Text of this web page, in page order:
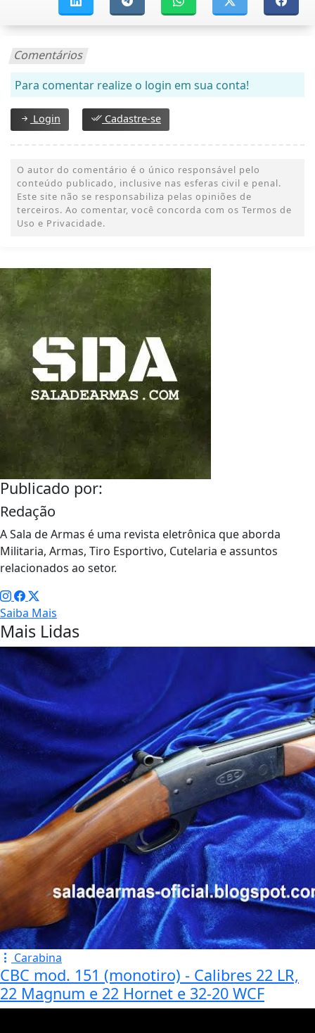
Comentários
Para comentar realize o login em sua conta!
Login Cadastre-se
O autor do comentário é o único responsável pelo
conteúdo publicado, inclusive nas esferas civil e penal.
Este site não se responsabiliza pelas opiniões de
terceiros. Ao comentar, você concorda com os Termos de
Uso e Privacidade.
Publicado por:
Redação
A Sala de Armas é uma revista eletrônica que aborda
Militaria, Armas, Tiro Esportivo, Cutelaria e assuntos
relacionados ao setor.
Saiba Mais
Mais Lidas
Carabina
CBC mod. 151 (monotiro) - Calibres 22 LR,
22 Magnum e 22 Hornet e 32-20 WCF